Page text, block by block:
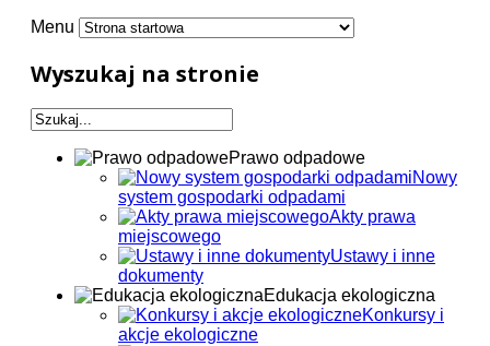
Menu
Wyszukaj na stronie
Prawo odpadowe
Nowy
system gospodarki odpadami
Akty prawa
miejscowego
Ustawy i inne
dokumenty
Edukacja ekologiczna
Konkursy i
akcje ekologiczne